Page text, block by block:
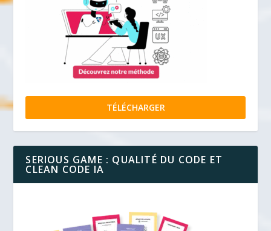
TÉLÉCHARGER
SERIOUS GAME : QUALITÉ DU CODE ET
CLEAN CODE IA